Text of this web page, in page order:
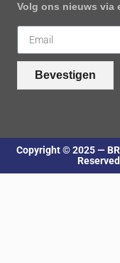
Volg ons nieuws via
Bevestigen
Copyright © 2025 —